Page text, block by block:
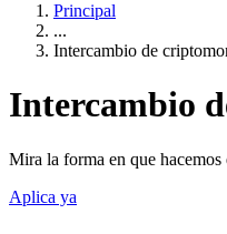
Principal
...
Intercambio de
Intercambio
Mira la forma en que hacemos
Aplica ya